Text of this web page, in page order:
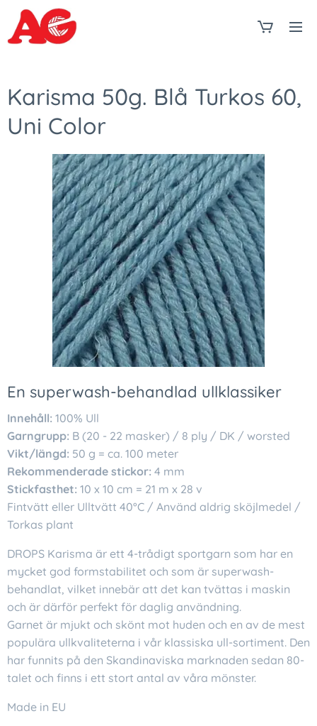
Karisma 50g. Blå Turkos 60,
Uni Color
En superwash-behandlad ullklassiker
Innehåll: 100% Ull
Garngrupp: B (20 - 22 masker) / 8 ply / DK / worsted
Vikt/längd: 50 g = ca. 100 meter
Rekommenderade stickor: 4 mm
Stickfasthet: 10 x 10 cm = 21 m x 28 v
Fintvätt eller Ulltvätt 40°C / Använd aldrig sköjlmedel /
Torkas plant
DROPS Karisma är ett 4-trådigt sportgarn som har en
mycket god formstabilitet och som är superwash-
behandlat, vilket innebär att det kan tvättas i maskin
och är därför perfekt för daglig användning.
Garnet är mjukt och skönt mot huden och en av de mest
populära ullkvaliteterna i vår klassiska ull-sortiment. Den
har funnits på den Skandinaviska marknaden sedan 80-
talet och finns i ett stort antal av våra mönster.
Made in EU